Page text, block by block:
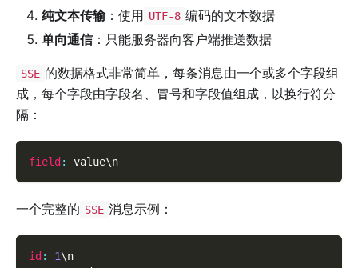
纯文本传输：使用 UTF-8 编码的文本数据
单向通信：只能服务器向客户端推送数据
SSE 的数据格式非常简单，每条消息由一个或多个字段组
成，每个字段由字段名、冒号和字段值组成，以换行符分
隔：
field : value\n
一个完整的 SSE 消息示例：
id : 1\n